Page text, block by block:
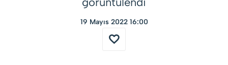
19 Mayıs 2022 16:00